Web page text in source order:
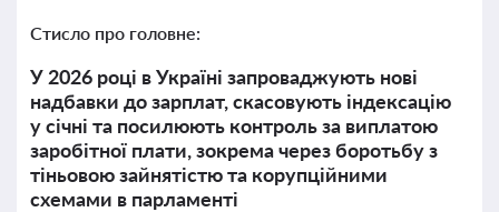
Стисло про головне:
У 2026 році в Україні запроваджують нові
надбавки до зарплат, скасовують індексацію
у січні та посилюють контроль за виплатою
заробітної плати, зокрема через боротьбу з
тіньовою зайнятістю та корупційними
схемами в парламенті